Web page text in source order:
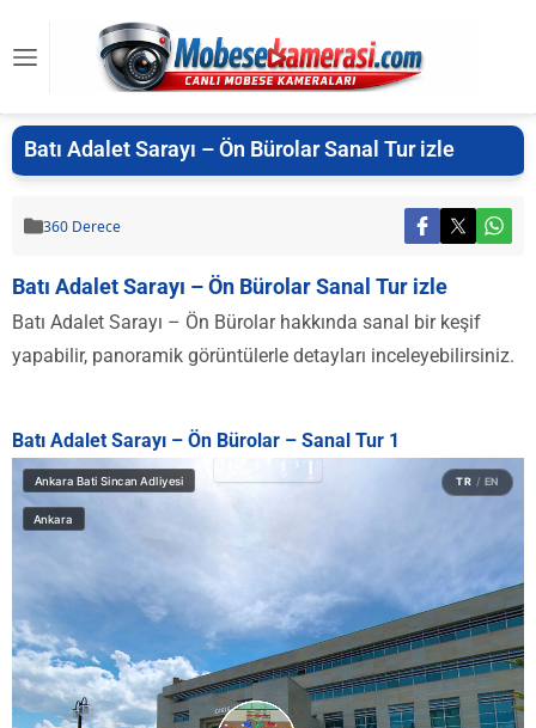
Batı Adalet Sarayı – Ön Bürolar Sanal Tur izle
360 Derece
Batı Adalet Sarayı – Ön Bürolar Sanal Tur izle
Batı Adalet Sarayı – Ön Bürolar hakkında sanal bir keşif
yapabilir, panoramik görüntülerle detayları inceleyebilirsiniz.
Batı Adalet Sarayı – Ön Bürolar – Sanal Tur 1